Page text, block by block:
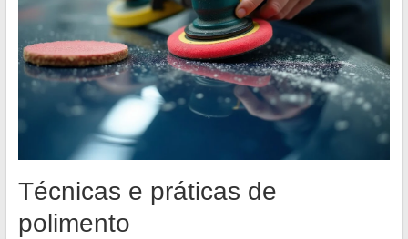
Técnicas e práticas de
polimento